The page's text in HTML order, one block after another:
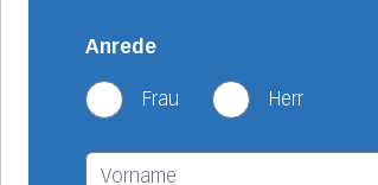
Anrede
Frau Herr